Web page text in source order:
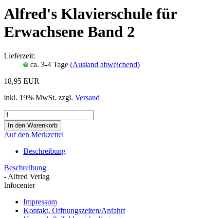
Alfred's Klavierschule für
Erwachsene Band 2
Lieferzeit:
ca. 3-4 Tage (Ausland abweichend)
18,95 EUR
inkl. 19% MwSt. zzgl. Versand
Auf den Merkzettel
Beschreibung
Beschreibung
- Alfred Verlag
Infocenter
Impressum
Kontakt, Öffnungszeiten/Anfahrt